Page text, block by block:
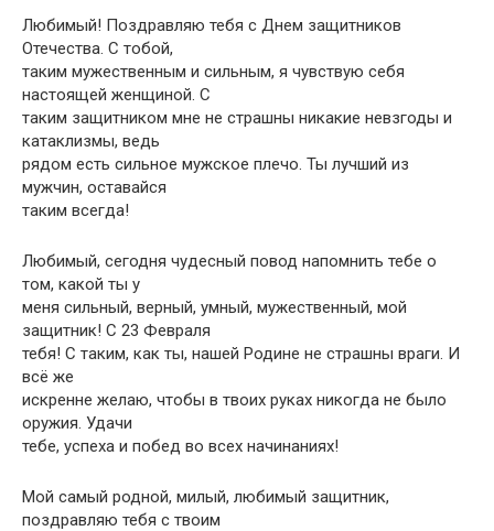
Любимый! Поздравляю тебя с Днем защитников
Отечества. С тобой,
таким мужественным и сильным, я чувствую себя
настоящей женщиной. С
таким защитником мне не страшны никакие невзгоды и
катаклизмы, ведь
рядом есть сильное мужское плечо. Ты лучший из
мужчин, оставайся
таким всегда!
Любимый, сегодня чудесный повод напомнить тебе о
том, какой ты у
меня сильный, верный, умный, мужественный, мой
защитник! С 23 Февраля
тебя! С таким, как ты, нашей Родине не страшны враги. И
всё же
искренне желаю, чтобы в твоих руках никогда не было
оружия. Удачи
тебе, успеха и побед во всех начинаниях!
Мой самый родной, милый, любимый защитник,
поздравляю тебя с твоим